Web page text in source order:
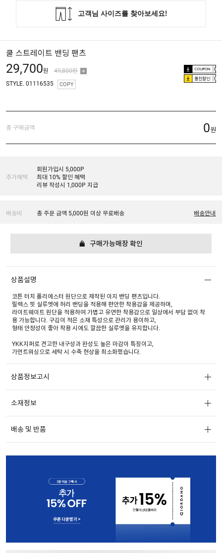
쿨 스트레이트 밴딩 팬츠
29,700원 49,800원
플친할인
STYLE. 01116535 COPY
총 구매금액 0원
추가혜택
회원가입시 5,000P
최대 10% 할인 혜택
리뷰 작성시 1,000P 지급
배송비 총 주문 금액 5,000원 이상 무료배송 배송안내
구매가능매장 확인
상품설명
코튼 터치 폴리에스터 원단으로 제작된 이지 밴딩 팬츠입니다.
릴렉스 핏 실루엣에 허리 밴딩을 적용해 편안한 착용감을 제공하며,
라이트웨이트 원단을 적용하여 가볍고 유연한 착용감으로 일상에서 부담 없이 착
용 가능합니다. 구김이 적은 소재 특성으로 관리가 용이하고,
형태 안정성이 좋아 착용 시에도 깔끔한 실루엣을 유지합니다.
YKK지퍼로 견고한 내구성과 완성도 높은 마감이 특징이고,
가먼트워싱으로 세탁 시 수축 현상을 최소화했습니다.
상품정보고시
소재정보
배송 및 반품